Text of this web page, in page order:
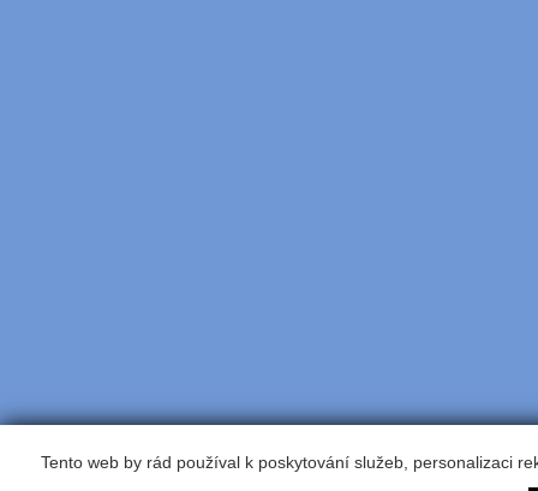
Tento web by rád používal k poskytování služeb, personalizaci